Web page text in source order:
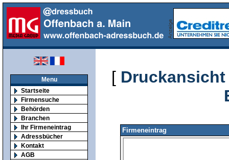
Menu
Startseite
Firmensuche
Behörden
Branchen
Ihr Firmeneintrag
Adressbücher
Kontakt
AGB
[ Druckansicht
Firmeneintrag